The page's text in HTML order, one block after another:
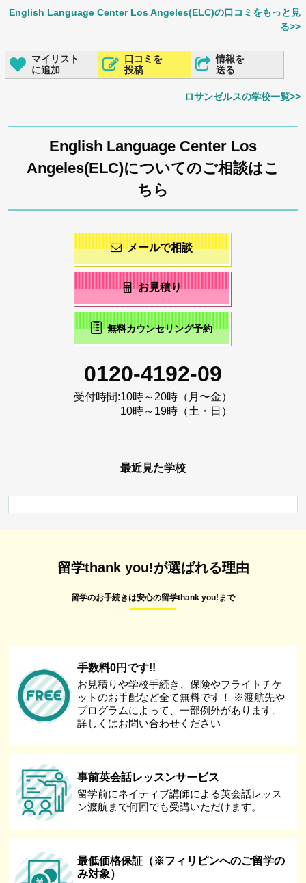
English Language Center Los Angeles(ELC)の口コミをもっと見
る>>
マイリスト
に追加
口コミを
投稿
情報を
送る
ロサンゼルスの学校一覧>>
English Language Center Los
Angeles(ELC)についてのご相談はこ
ちら
メールで相談
お見積り
無料カウンセリング予約
0120-4192-09
受付時間:10時～20時（月〜金）
10時～19時（土・日）
最近見た学校
留学thank you!が選ばれる理由
留学のお手続きは安心の留学thank you!まで
手数料0円です!!
お見積りや学校手続き、保険やフライトチケ
ットのお手配など全て無料です！ ※渡航先や
プログラムによって、一部例外があります。
詳しくはお問い合わせください
事前英会話レッスンサービス
留学前にネイティブ講師による英会話レッス
ン渡航まで何回でも受講いただけます。
最低価格保証（※フィリピンへのご留学の
み対象）